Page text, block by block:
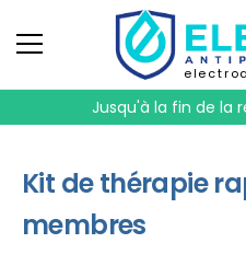
Jusqu'à la fin de la
Kit de thérapie
membres